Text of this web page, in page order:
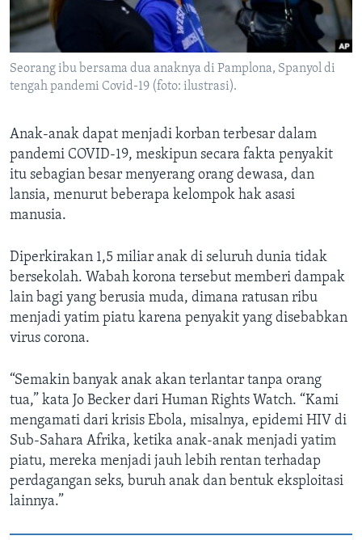
Seorang ibu bersama dua anaknya di Pamplona, Spanyol di
tengah pandemi Covid-19 (foto: ilustrasi).
Anak-anak dapat menjadi korban terbesar dalam
pandemi COVID-19, meskipun secara fakta penyakit
itu sebagian besar menyerang orang dewasa, dan
lansia, menurut beberapa kelompok hak asasi
manusia.
Diperkirakan 1,5 miliar anak di seluruh dunia tidak
bersekolah. Wabah korona tersebut memberi dampak
lain bagi yang berusia muda, dimana ratusan ribu
menjadi yatim piatu karena penyakit yang disebabkan
virus corona.
“Semakin banyak anak akan terlantar tanpa orang
tua,” kata Jo Becker dari Human Rights Watch. “Kami
mengamati dari krisis Ebola, misalnya, epidemi HIV di
Sub-Sahara Afrika, ketika anak-anak menjadi yatim
piatu, mereka menjadi jauh lebih rentan terhadap
perdagangan seks, buruh anak dan bentuk eksploitasi
lainnya.”